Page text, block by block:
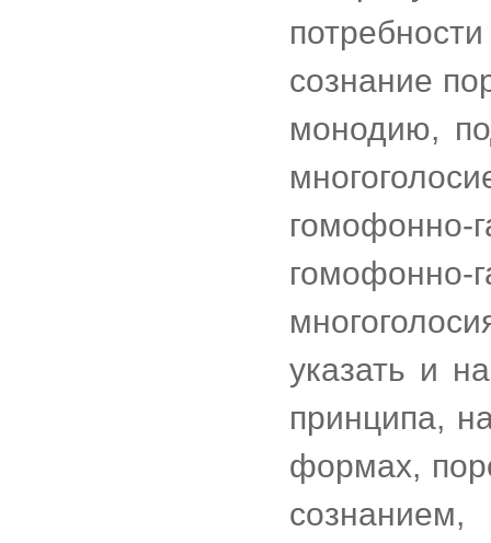
сознание
монодию,
указать и
принципа,
формах,